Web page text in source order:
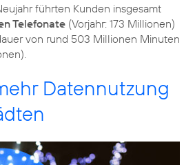
führten Kunden insgesamt
Telefonate (Vorjahr: 173 Millionen)
von rund 503 Millionen Minuten
Datennutzung